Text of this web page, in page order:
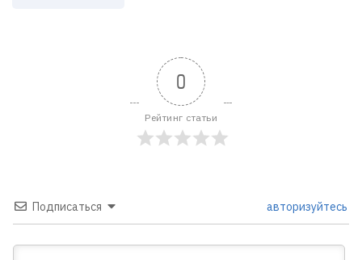
0
Рейтинг статьи
Подписаться авторизуйтесь